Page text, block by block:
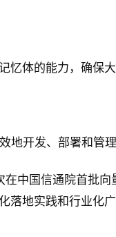
体的能力，确保
开发、部署和管
中国信通院首批
地实践和行业化